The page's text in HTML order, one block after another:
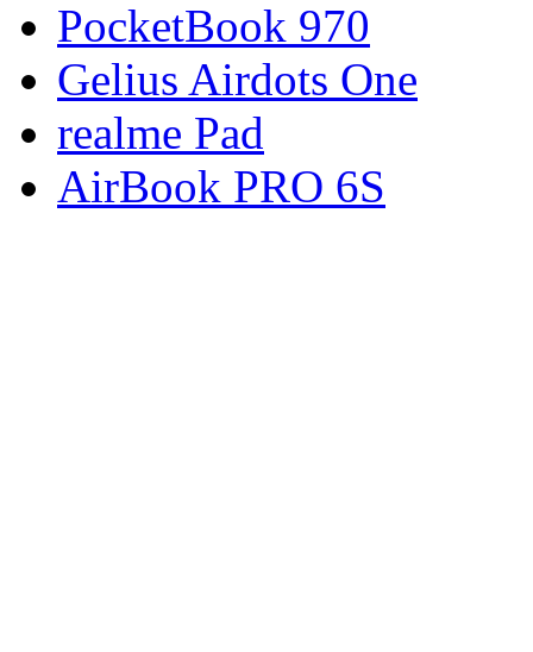
PocketBook 970
Gelius Airdots One
realme Pad
AirBook PRO 6S